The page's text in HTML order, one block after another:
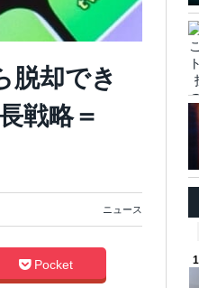
脱却でき
戦略＝
ニュース
Pocket